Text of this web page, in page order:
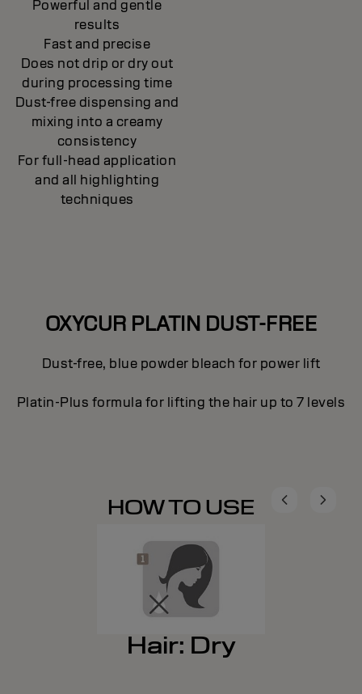
Powerful and gentle
results
Fast and precise
Does not drip or dry out
during processing time
Dust-free dispensing and
mixing into a creamy
consistency
For full-head application
and all highlighting
techniques
OXYCUR PLATIN DUST-FREE
Dust-free, blue powder bleach for power lift
Platin-Plus formula for lifting the hair up to 7 levels
HOW TO USE
Hair: Dry